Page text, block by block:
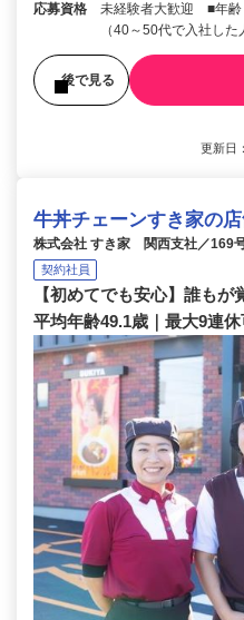
応募資格
未経験者大歓迎 ■年齢
（40～50代で入社し
後で見る
更新日
牛丼チェーンすき家の
株式会社 すき家 関西支社／169
契約社員
【初めてでも安心】誰もが
平均年齢49.1歳｜最大9連